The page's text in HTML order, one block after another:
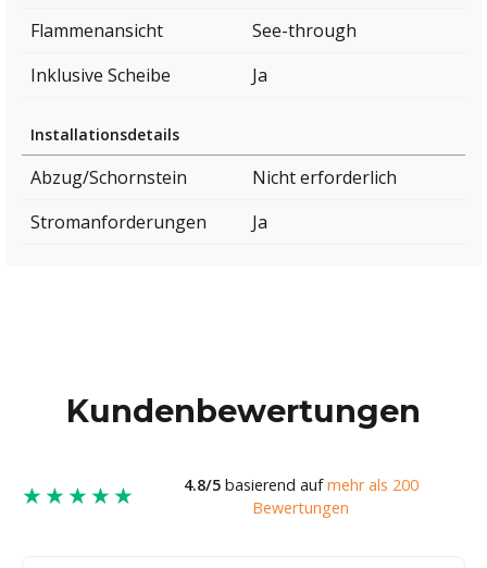
Flammenansicht
See-through
Inklusive Scheibe
Ja
Installationsdetails
Abzug/Schornstein
Nicht erforderlich
Stromanforderungen
Ja
Kundenbewertungen
★★★★★ 4.8/5basierend aufmehr als 200
Bewertungen